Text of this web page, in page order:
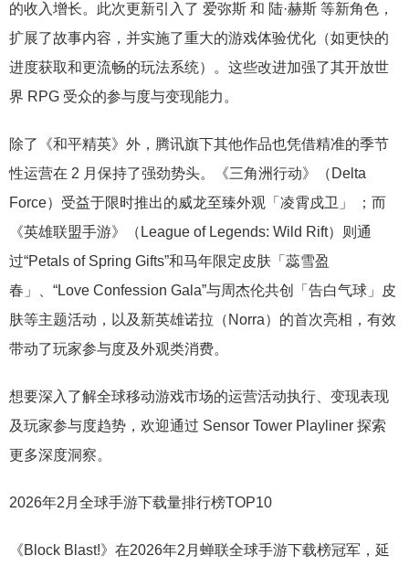
的收入增长。此次更新引入了 爱弥斯 和 陆·赫斯 等新角色，
扩展了故事内容，并实施了重大的游戏体验优化（如更快的
进度获取和更流畅的玩法系统）。这些改进加强了其开放世
界 RPG 受众的参与度与变现能力。
除了《和平精英》外，腾讯旗下其他作品也凭借精准的季节
性运营在 2 月保持了强劲势头。《三角洲行动》（Delta
Force）受益于限时推出的威龙至臻外观「凌霄戍卫」 ；而
《英雄联盟手游》（League of Legends: Wild Rift）则通
过“Petals of Spring Gifts”和马年限定皮肤「蕊雪盈
春」、“Love Confession Gala”与周杰伦共创「告白气球」皮
肤等主题活动，以及新英雄诺拉（Norra）的首次亮相，有效
带动了玩家参与度及外观类消费。
想要深入了解全球移动游戏市场的运营活动执行、变现表现
及玩家参与度趋势，欢迎通过 Sensor Tower Playliner 探索
更多深度洞察。
2026年2月全球手游下载量排行榜TOP10
《Block Blast!》在2026年2月蝉联全球手游下载榜冠军，延